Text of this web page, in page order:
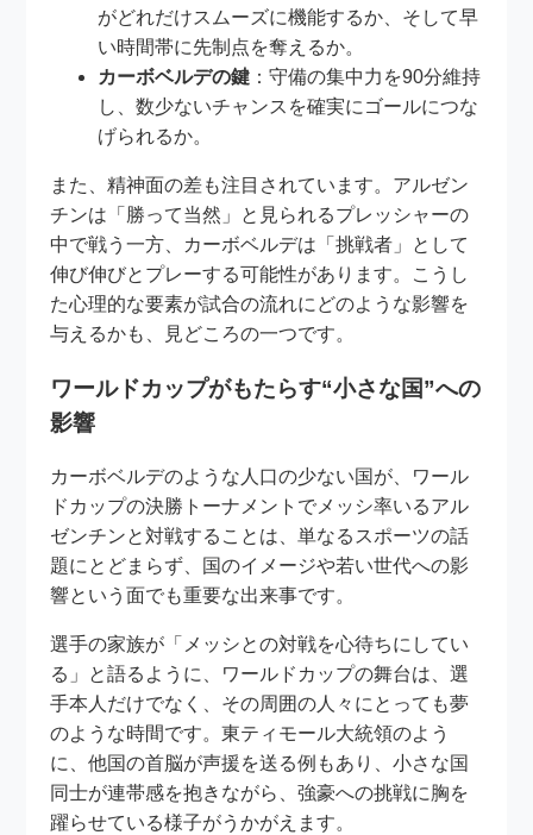
がどれだけスムーズに機能するか、そして早
い時間帯に先制点を奪えるか。
カーボベルデの鍵 ：守備の集中力を90分維持
し、数少ないチャンスを確実にゴールにつな
げられるか。
また、精神面の差も注目されています。アルゼン
チンは「勝って当然」と見られるプレッシャーの
中で戦う一方、カーボベルデは「挑戦者」として
伸び伸びとプレーする可能性があります。こうし
た心理的な要素が試合の流れにどのような影響を
与えるかも、見どころの一つです。
ワールドカップがもたらす“小さな国”への
影響
カーボベルデのような人口の少ない国が、ワール
ドカップの決勝トーナメントでメッシ率いるアル
ゼンチンと対戦することは、単なるスポーツの話
題にとどまらず、国のイメージや若い世代への影
響という面でも重要な出来事です。
選手の家族が「メッシとの対戦を心待ちにしてい
る」と語るように、ワールドカップの舞台は、選
手本人だけでなく、その周囲の人々にとっても夢
のような時間です。東ティモール大統領のよう
に、他国の首脳が声援を送る例もあり、小さな国
同士が連帯感を抱きながら、強豪への挑戦に胸を
躍らせている様子がうかがえます。